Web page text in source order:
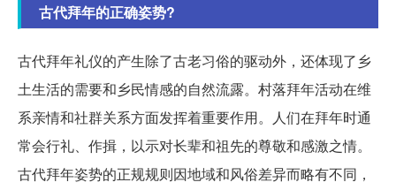
古代拜年的正确姿势?
古代拜年礼仪的产生除了古老习俗的驱动外，还体现了乡
土生活的需要和乡民情感的自然流露。村落拜年活动在维
系亲情和社群关系方面发挥着重要作用。人们在拜年时通
常会行礼、作揖，以示对长辈和祖先的尊敬和感激之情。
古代拜年姿势的正规规则因地域和风俗差异而略有不同，